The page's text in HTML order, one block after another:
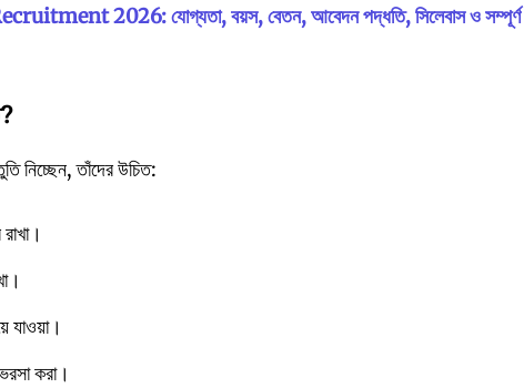
2026: যোগ্যতা, বয়স, বেতন, আবেদন পদ্ধতি, সিলেবাস ও সম্পূর্ণ
নিচ্ছেন, তাঁদের উচিত:
যাওয়া।
করা।